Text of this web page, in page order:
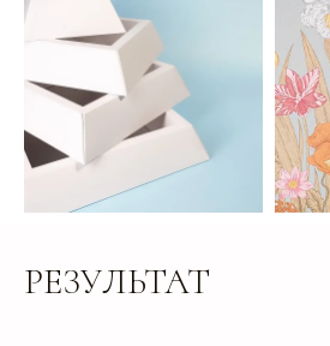
РЕЗУЛЬТАТ
конструктивов
Пользовательское соглашение
Использование файлов куки
Положение о защите
персональных данных
Согласие на обработку персональных
данных